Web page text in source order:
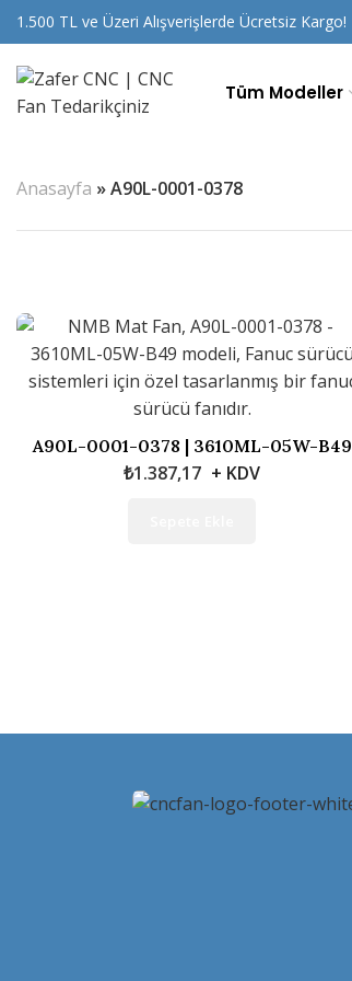
1.500 TL ve Üzeri Alışverişlerde Ücretsiz Kargo!
Tüm Modeller
Anasayfa »A90L-0001-0378
A90L-0001-0378 | 3610ML-05W-B49
₺1.387,17 + KDV